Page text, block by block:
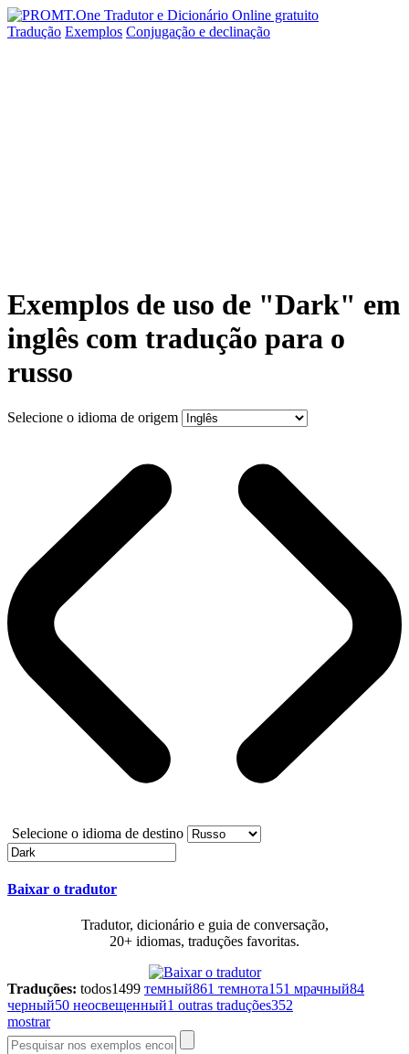
Tradução Exemplos Conjugação e declinação
Exemplos de uso de "Dark" em
inglês com tradução para o
russo
Selecione o idioma de origem
Selecione o idioma de destino
Baixar o tradutor
Tradutor, dicionário e guia de conversação,
20+ idiomas, traduções favoritas.
Traduções: todos1499 темный861 темнота151 мрачный84
черный50 неосвещенный1 outras traduções352
mostrar